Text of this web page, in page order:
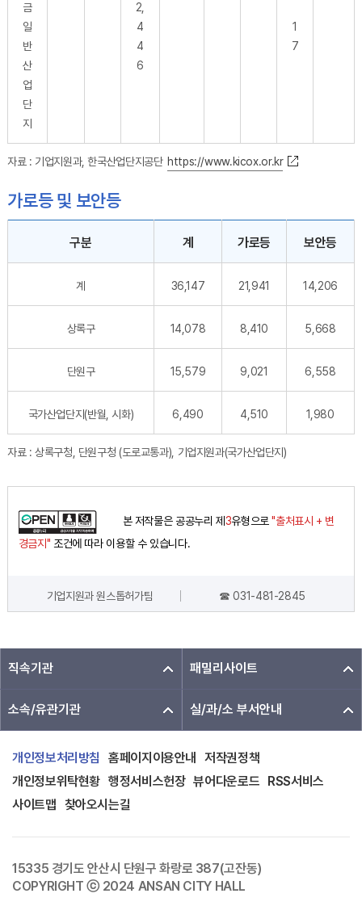
금
일
반
산
업
단
지
2,
4
4
6
1
7
자료 : 기업지원과, 한국산업단지공단 https://www.kicox.or.kr
가로등 및 보안등
구분 계 가로등 보안등
계 36,147 21,941 14,206
상록구 14,078 8,410 5,668
단원구 15,579 9,021 6,558
국가산업단지(반월, 시화) 6,490 4,510 1,980
자료 : 상록구청, 단원구청 (도로교통과), 기업지원과(국가산업단지)
본 저작물은 공공누리 제 3유형으로"출처표시 + 변
경금지" 조건에 따라 이용할 수 있습니다.
기업지원과 원스톱허가팀 ☎ 031-481-2845
직속기관 패밀리사이트
소속/유관기관 실/과/소 부서안내
개인정보처리방침 홈페이지이용안내
저작권정책
개인정보위탁현황 행정서비스헌장 뷰어다운로드 RSS서비스
사이트맵 찾아오시는길
15335 경기도 안산시 단원구 화랑로 387(고잔동)
COPYRIGHT ⓒ 2024 ANSAN CITY HALL